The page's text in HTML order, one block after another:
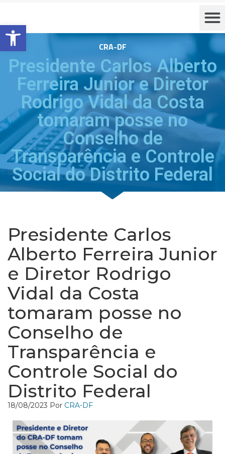
Barra de Ferramentas Aberta
CRA-DF
Presidente Carlos Alberto
Ferreira Junior e Diretor
Rodrigo Vidal da Costa
tomaram posse no
Conselho de
Transparência e Controle
Social do Distrito Federal
Presidente Carlos
Alberto Ferreira Junior
e Diretor Rodrigo
Vidal da Costa
tomaram posse no
Conselho de
Transparência e
Controle Social do
Distrito Federal
18/08/2023 Por CRA-DF